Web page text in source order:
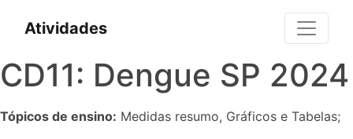
Atividades
CD11: Dengue SP 2024
Tópicos de ensino: Medidas resumo, Gráficos e Tabelas;